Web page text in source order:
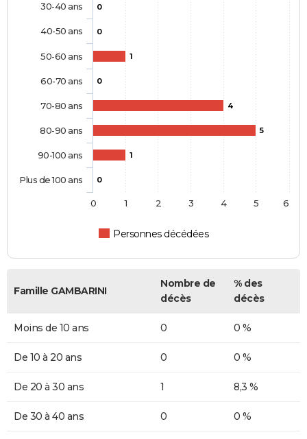
0
0
1
0
4
5
1
0
Personnes décédées
30-40 ans
40-50 ans
50-60 ans
60-70 ans
70-80 ans
80-90 ans
90-100 ans
Plus de 100 ans
0 1 2 3 4 5 6
Famille GAMBARINI
Nombre de
décès
% des
décès
Moins de 10 ans 0 0 %
De 10 à 20 ans 0 0 %
De 20 à 30 ans 1 8,3 %
De 30 à 40 ans 0 0 %